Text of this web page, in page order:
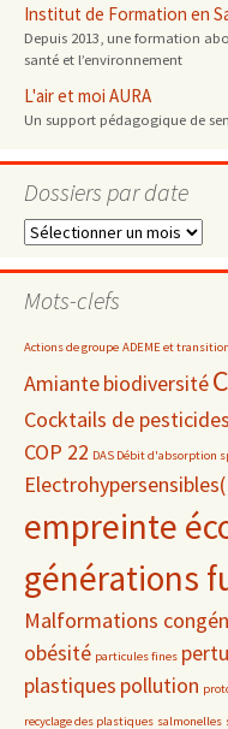
Institut de Formation en
Depuis 2013, une formation
santé et l’environnement
L'air et moi AURA
Un support pédagogique de
Dossiers par date
Dossiers
date
Mots-clefs
Actions de groupe ADEME et
Amiantebiodiversité
Cocktails de pesticides
COP 22 DAS Débit d'absorption
Electrohypersensibles(
empreinte
générations
Malformations
obésité particules fines
plastiques pollution
recyclage des plastiques salmonelles